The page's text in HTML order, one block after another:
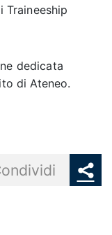
dedicata
di Ateneo.